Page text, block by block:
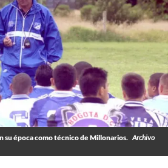
su época como técnico de Millonarios. Archivo